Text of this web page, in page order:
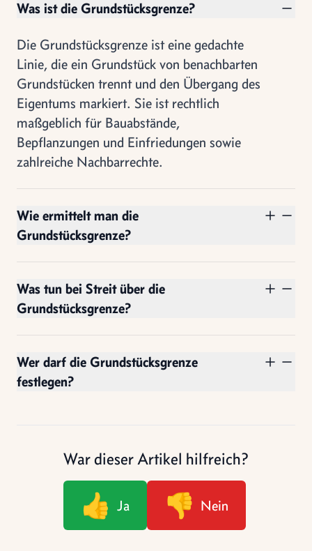
Was ist die Grundstücksgrenze?
Die Grundstücksgrenze ist eine gedachte
Linie, die ein Grundstück von benachbarten
Grundstücken trennt und den Übergang des
Eigentums markiert. Sie ist rechtlich
maßgeblich für Bauabstände,
Bepflanzungen und Einfriedungen sowie
zahlreiche Nachbarrechte.
Wie ermittelt man die
Grundstücksgrenze?
Was tun bei Streit über die
Grundstücksgrenze?
Wer darf die Grundstücksgrenze
festlegen?
War dieser Artikel hilfreich?
👍 Ja 👎 Nein